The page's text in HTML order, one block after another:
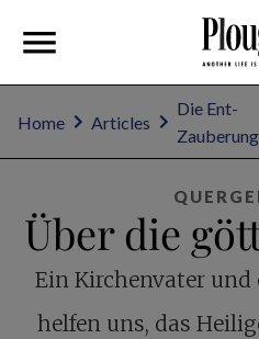
Home Articles
Die Ent-
Zauberung
Über die
Ein Kirchenvater
helfen uns, das